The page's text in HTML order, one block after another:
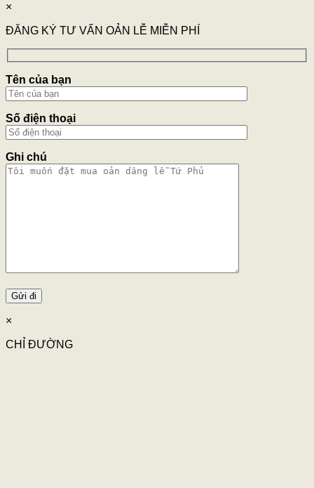
×
ĐĂNG KÝ TƯ VẤN OẢN LỄ MIỄN PHÍ
Tên của bạn
Số điện thoại
Ghi chú
×
CHỈ ĐƯỜNG